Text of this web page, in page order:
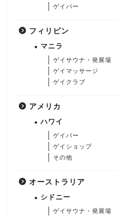
ゲイバー
フィリピン
マニラ
ゲイサウナ・発展場
ゲイマッサージ
ゲイクラブ
アメリカ
ハワイ
ゲイバー
ゲイショップ
その他
オーストラリア
シドニー
ゲイサウナ・発展場